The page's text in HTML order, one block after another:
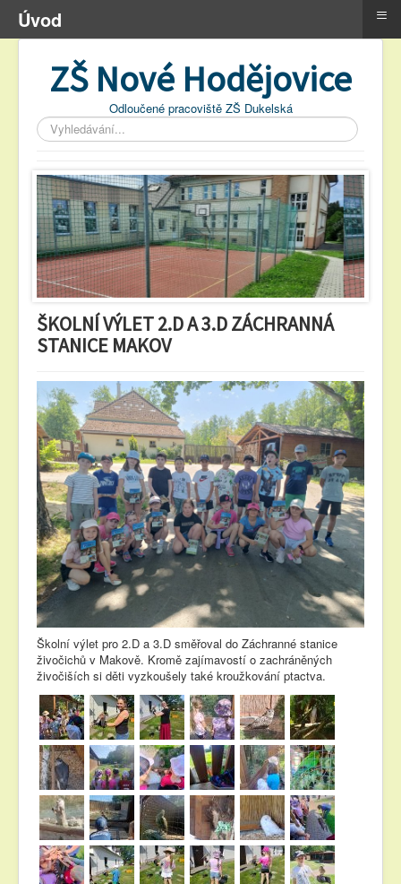
ZŠ Nové Hodějovice
Odloučené pracoviště ZŠ Dukelská
Vyhledávání...
ŠKOLNÍ VÝLET 2.D A 3.D ZÁCHRANNÁ
STANICE MAKOV
Školní výlet pro 2.D a 3.D směřoval do Záchranné stanice
živočichů v Makově. Kromě zajímavostí o zachráněných
živočiších si děti vyzkoušely také kroužkování ptactva.
Úvod ≡